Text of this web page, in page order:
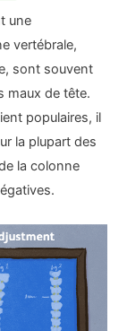
une
vertébrale,
sont souvent
maux de tête.
populaires, il
la plupart des
la colonne